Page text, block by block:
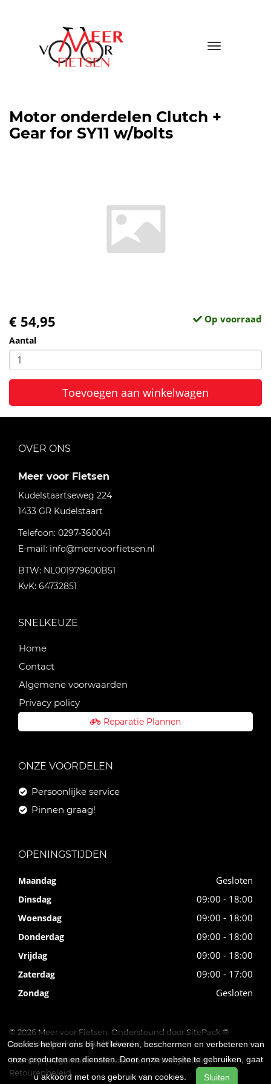
Toggle
Motor onderdelen Clutch +
Gear for SY11 w/bolts
€ 54,95 Op voorraad
Aantal
Toevoegen aan winkelwagen
OVER ONS
Meer voor Fietsen
Kudelstaartseweg 224
1433 GR Kudelstaart
Telefoon: 0297-360041
E-mail: info@meervoorfietsen.nl
BTW: NL001979600B51
KvK: 64732851
SNELKEUZE
Home
Contact
Algemene voorwaarden
Privacy policy
Reparatie Plannen
ONZE VOORDELEN
Persoonlijke service
Pinnen graag!
OPENINGSTIJDEN
Maandag Gesloten
Dinsdag 09:00 - 18:00
Woensdag 09:00 - 18:00
Donderdag 09:00 - 18:00
Vrijdag 09:00 - 18:00
Zaterdag 09:00 - 17:00
Zondag Gesloten
© 2026 Meer voor Fietsen. Ondersteund door SitePack ®
uw fietsenwinkel in Kudelstaart
Sitemap
Algemene voorwaarden
Privacybeleid
Retourenbeleid
Cookies helpen ons bij het leveren, beschermen en verbeteren van
onze producten en diensten. Door onze website te gebruiken, gaat
u akkoord met ons gebruik van cookies.
Sluiten